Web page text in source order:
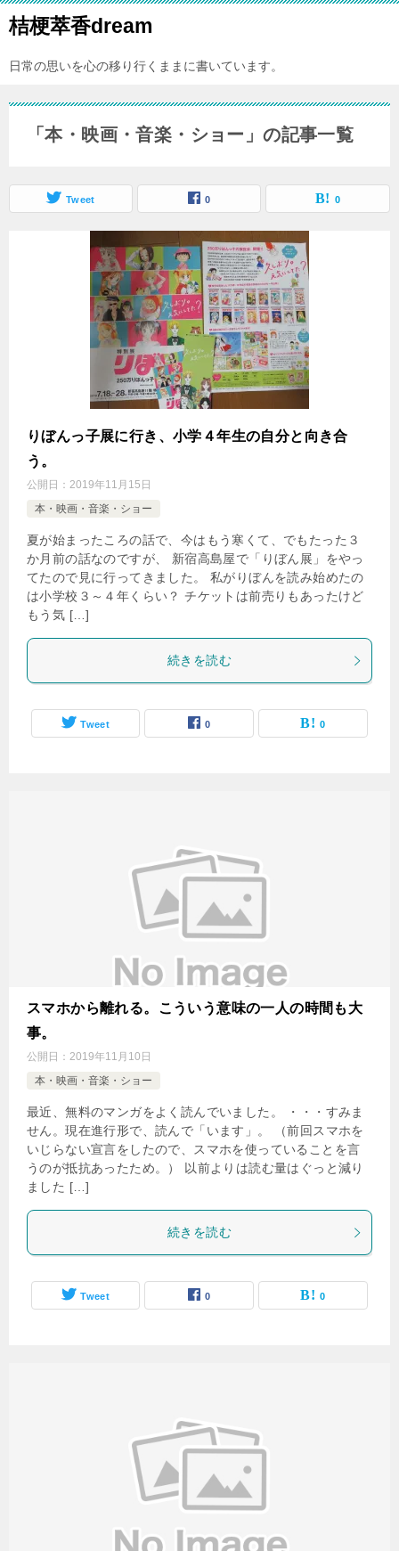
桔梗萃香dream
日常の思いを心の移り行くままに書いています。
「本・映画・音楽・ショー」の記事一覧
Tweet 0 0
りぼんっ子展に行き、小学４年生の自分と向き合
う。
公開日： 2019年11月15日
本・映画・音楽・ショー
夏が始まったころの話で、今はもう寒くて、でもたった３
か月前の話なのですが、 新宿高島屋で「りぼん展」をやっ
てたので見に行ってきました。 私がりぼんを読み始めたの
は小学校３～４年くらい？ チケットは前売りもあったけど
もう気 […]
続きを読む
Tweet 0 0
スマホから離れる。こういう意味の一人の時間も大
事。
公開日： 2019年11月10日
本・映画・音楽・ショー
最近、無料のマンガをよく読んでいました。 ・・・すみま
せん。現在進行形で、読んで「います」。 （前回スマホを
いじらない宣言をしたので、スマホを使っていることを言
うのが抵抗あったため。） 以前よりは読む量はぐっと減り
ました […]
続きを読む
Tweet 0 0